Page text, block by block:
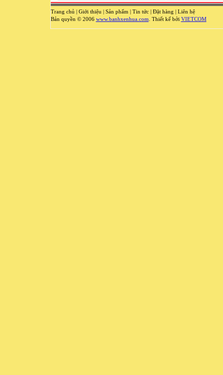
Trang chủ | Giới thiệu | Sản phẩm | Tin tức| Đặt hàng | Liên hệ
Bản quyền © 2006 www.banhxenhua.com . Thiết kế bởi VIETCOM